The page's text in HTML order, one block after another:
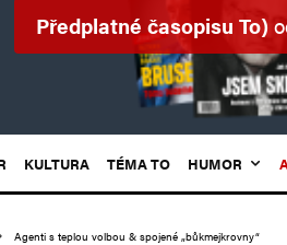
Předplatné časopisu To)
KULTURA TÉMA TO HUMOR
Agenti s teplou volbou & spojené „bůkmejkrovny“